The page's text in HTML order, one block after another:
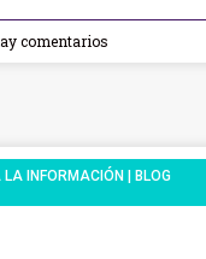
comentarios
INFORMACIÓN | BLOG